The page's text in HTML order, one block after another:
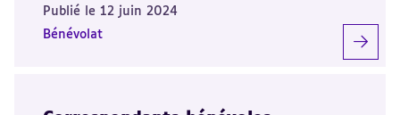
Publié le 12 juin 2024
Bénévolat